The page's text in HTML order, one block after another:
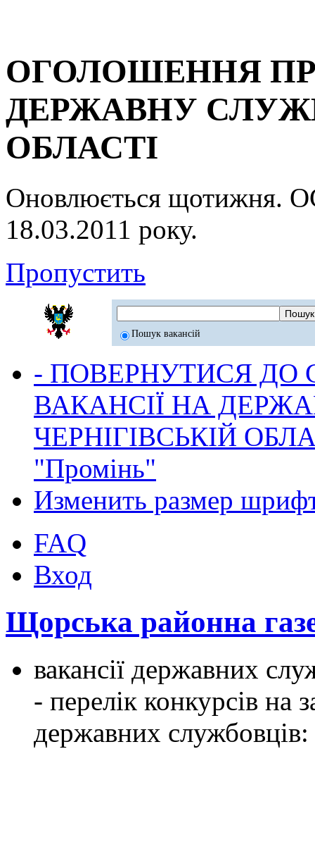
ОГОЛОШЕННЯ
ДЕРЖАВНУ
ОБЛАСТІ
Оновлюється
18.03.2011 року.
Пропустить
Пошук вакансій
- ПОВЕРНУТИСЯ ДО
ВАКАНСІЇ НА
ЧЕРНІГІВСЬКІЙ
"Промінь"
Изменить размер
FAQ
Вход
Щорська районна
вакансії державних
- перелік конкурсів на
державних службовців: